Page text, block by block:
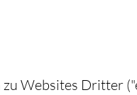
Websites Dritter